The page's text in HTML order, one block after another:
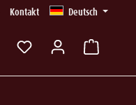
Kontakt Deutsch
Du hast 0 Produkte